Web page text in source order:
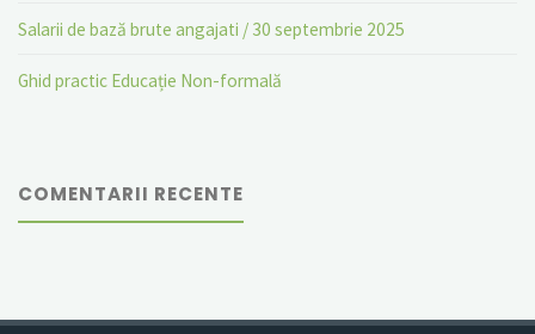
Salarii de bază brute angajati / 30 septembrie 2025
Ghid practic Educație Non-formală
COMENTARII RECENTE